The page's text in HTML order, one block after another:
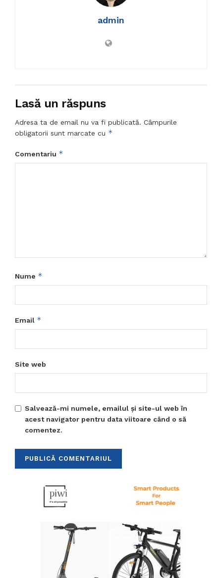
admin
Lasă un răspuns
Adresa ta de email nu va fi publicată. Câmpurile
obligatorii sunt marcate cu *
Comentariu *
Nume *
Email *
Site web
Salvează-mi numele, emailul și site-ul web în
acest navigator pentru data viitoare când o să
comentez.